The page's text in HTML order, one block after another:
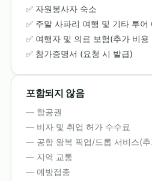
자원봉사자 숙소
주말 사파리 여행 및 기타 투어
여행자 및 의료 보험(추가 비용
참가증명서 (요청 시 발급)
포함되지 않음
항공권
비자 및 취업 허가 수수료
공항 왕복 픽업/드롭 서비스(
지역 교통
예방접종